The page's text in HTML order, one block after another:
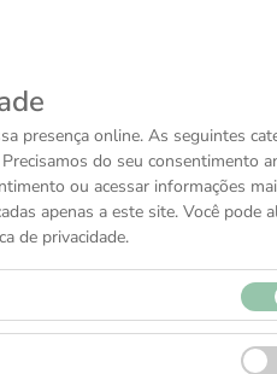
presença online. As seguintes
do seu consentimento
ou acessar informações
apenas a este site. Você pode
de privacidade.